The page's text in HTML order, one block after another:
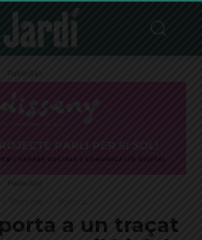
Publicitat
Publicitat
a un traçat